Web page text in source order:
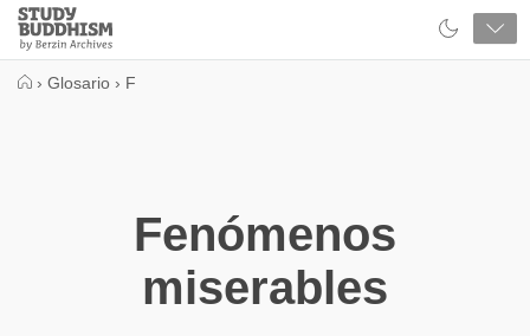
Close
Study
Buddhism
› Glosario › F
Fenómenos
miserables